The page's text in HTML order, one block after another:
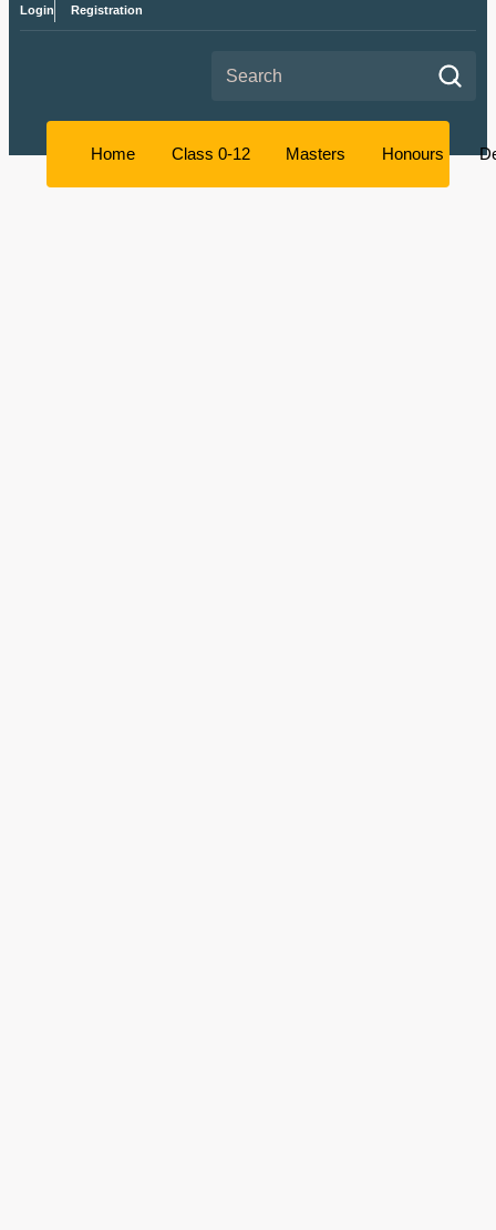
Login Registration
Home Class 0-12 Masters Honours